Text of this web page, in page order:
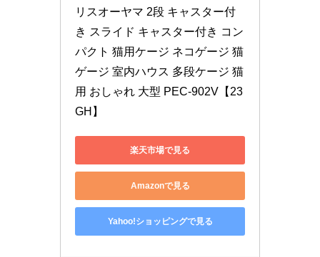
リスオーヤマ 2段 キャスター付
き スライド キャスター付き コン
パクト 猫用ケージ ネコゲージ 猫
ゲージ 室内ハウス 多段ケージ 猫
用 おしゃれ 大型 PEC-902V【23
GH】
楽天市場で見る
Amazonで見る
Yahoo!ショッピングで見る